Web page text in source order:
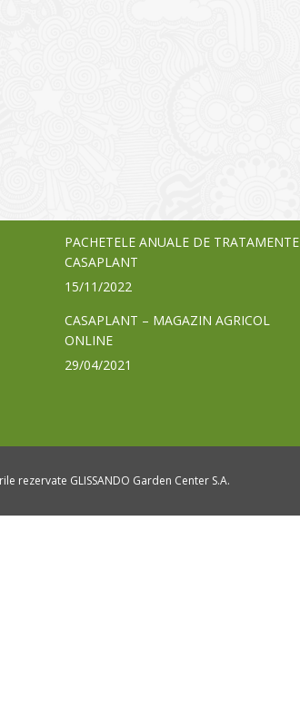
PACHETELE ANUALE DE TRATAMENTE
CASAPLANT
15/11/2022
CASAPLANT – MAGAZIN AGRICOL
ONLINE
29/04/2021
rezervate GLISSANDO Garden Center S.A.